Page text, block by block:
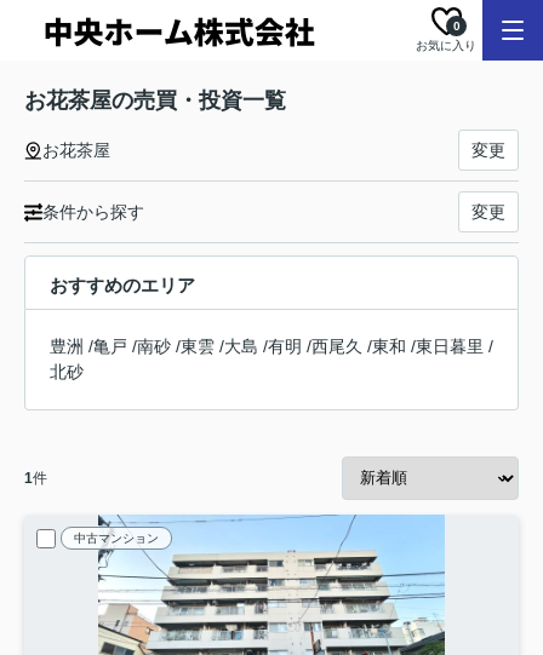
お気に入り
0
お花茶屋の売買・投資一覧
お花茶屋 変更
条件から探す 変更
おすすめのエリア
豊洲 /亀戸 /南砂 /東雲 /大島 /有明 /西尾久 /東和 /東日暮里 /
北砂
1件
中古マンション